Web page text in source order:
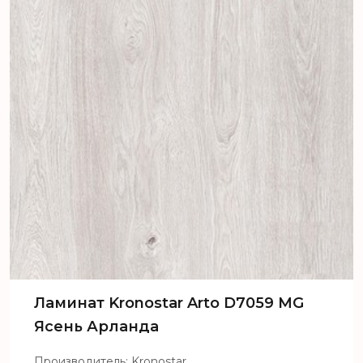
Ламинат Kronostar Arto D7059 MG
Ясень Арланда